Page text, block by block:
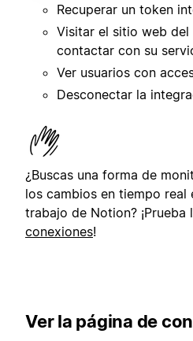
Recuperar un token
Visitar el sitio web
contactar con su
Ver usuarios con
Desconectar la
¿Buscas una forma de
los cambios en tiempo real
trabajo de Notion? ¡Prueba
conexiones!
Ver la página de